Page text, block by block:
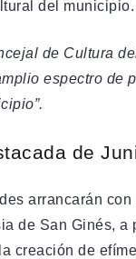
del municipio.
de Cultura
espectro de
de
arrancarán
de San Ginés,
creación de